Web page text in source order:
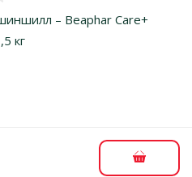
– Beaphar Care+
кг
В